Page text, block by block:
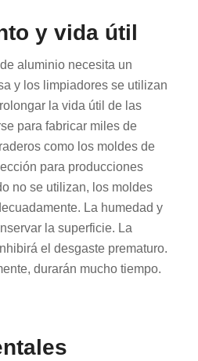
y vida útil
aluminio necesita un
y los limpiadores se utilizan
la vida útil de las
para fabricar miles de
como los moldes de
para producciones
no se utilizan, los moldes
La humedad y
la superficie. La
el desgaste prematuro.
durarán mucho tiempo.